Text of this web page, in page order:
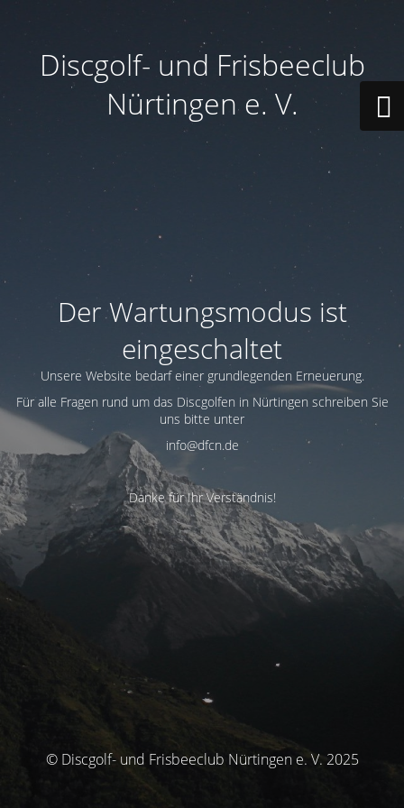
Discgolf- und Frisbeeclub
Nürtingen e. V.
Der Wartungsmodus ist
eingeschaltet
Unsere Website bedarf einer grundlegenden Erneuerung.
Für alle Fragen rund um das Discgolfen in Nürtingen schreiben Sie
uns bitte unter
info@dfcn.de
Danke für Ihr Verständnis!
© Discgolf- und Frisbeeclub Nürtingen e. V. 2025